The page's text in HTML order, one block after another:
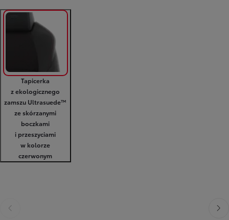
Tapicerka
z ekologicznego
zamszu Ultrasuede™
ze skórzanymi
boczkami
i przeszyciami
w kolorze
czerwonym
Poprzedni